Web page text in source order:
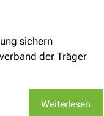
sichern
der Träger
Weiterlesen